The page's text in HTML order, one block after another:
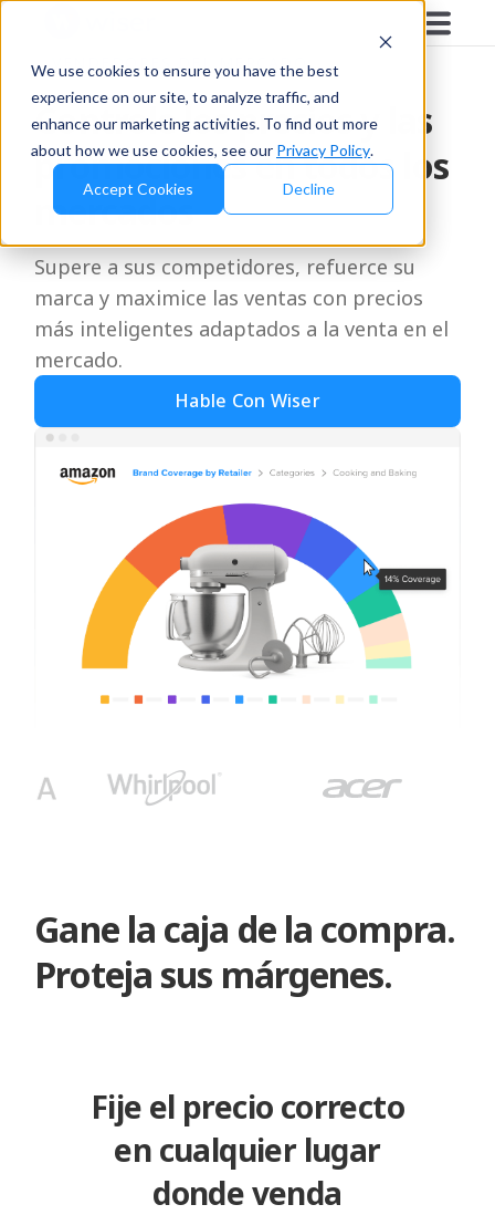
We use cookies to ensure you have the best
experience on our site, to analyze traffic, and
enhance our marketing activities. To find out more
about how we use cookies, see our Privacy Policy.
Accept Cookies Decline
VENDEDORES DEL MERCADO
Controle los precios y las
promociones en todos los
mercados
Supere a sus competidores, refuerce su
marca y maximice las ventas con precios
más inteligentes adaptados a la venta en el
mercado.
Hable Con Wiser
Gane la caja de la compra.
Proteja sus márgenes.
Fije el precio correcto
en cualquier lugar
donde venda